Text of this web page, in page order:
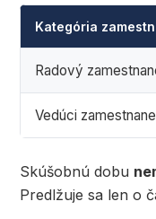
Kategória
Radový
Vedúci
Skúšobnú dobu
Predlžuje sa len o